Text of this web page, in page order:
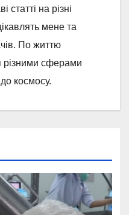
статті на різні
мене та
По життю
різними сферами
до космосу.